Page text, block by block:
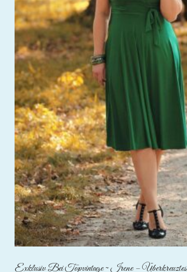
Exklusiv Bei Topvintage ~ Irene –